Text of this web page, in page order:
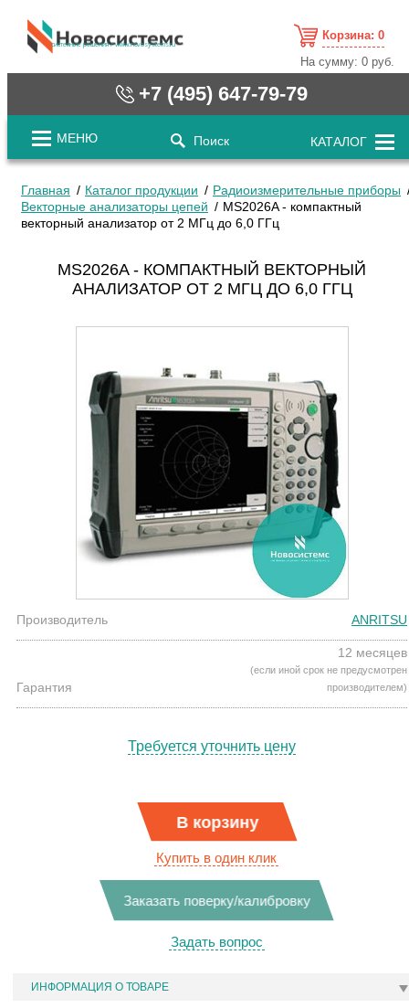
cистемные решения / www.novosystems.ru
Корзина: 0
На сумму:0 руб.
+7 (495) 647-79-79
МЕНЮ Поиск КАТАЛОГ
Главная Каталог продукции
Радиоизмерительные приборы
Векторные анализаторы цепей
MS2026A - компактный
векторный анализатор от 2 МГц до 6,0 ГГц
MS2026A - КОМПАКТНЫЙ ВЕКТОРНЫЙ
АНАЛИЗАТОР ОТ 2 МГЦ ДО 6,0 ГГЦ
Производитель ANRITSU
Гарантия
12 месяцев
(если иной срок не предусмотрен
производителем)
Требуется уточнить цену
В корзину
Купить в один клик
Заказать поверку/калибровку
Задать вопрос
ИНФОРМАЦИЯ О ТОВАРЕ